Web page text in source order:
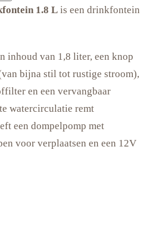
1.8 L is een drinkfontein
inhoud van 1,8 liter, een knop
bijna stil tot rustige stroom),
en een vervangbaar
watercirculatie remt
een dompelpomp met
voor verplaatsen en een 12V